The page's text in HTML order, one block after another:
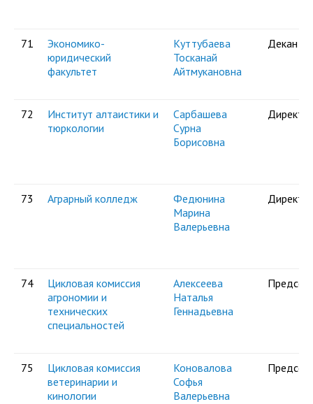
71
Экономико-
юридический
факультет
Куттубаева
Тосканай
Айтмукановна
Декан
72
Институт алтаистики и
тюркологии
Сарбашева
Сурна
Борисовна
73 Аграрный колледж
Федюнина
Марина
Валерьевна
74
Цикловая комиссия
агрономии и
технических
специальностей
Алексеева
Наталья
Геннадьевна
75
Цикловая комиссия
ветеринарии и
кинологии
Коновалова
Софья
Валерьевна